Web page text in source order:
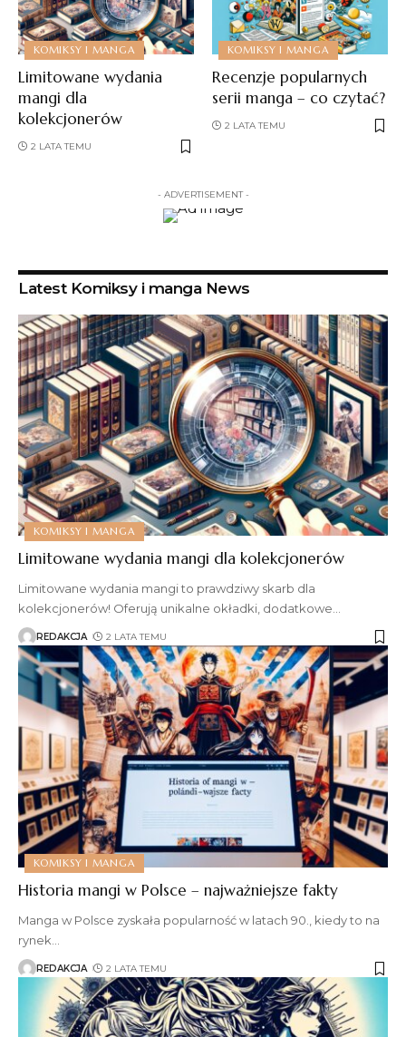
KOMIKSY I MANGA
Limitowane wydania
mangi dla
kolekcjonerów
2 LATA TEMU
KOMIKSY I MANGA
Recenzje popularnych
serii manga – co czytać?
2 LATA TEMU
- ADVERTISEMENT -
Latest Komiksy i manga News
KOMIKSY I MANGA
Limitowane wydania mangi dla kolekcjonerów
Limitowane wydania mangi to prawdziwy skarb dla
kolekcjonerów! Oferują unikalne okładki, dodatkowe…
REDAKCJA 2 LATA TEMU
KOMIKSY I MANGA
Historia mangi w Polsce – najważniejsze fakty
Manga w Polsce zyskała popularność w latach 90., kiedy to na
rynek
REDAKCJA 2 LATA TEMU